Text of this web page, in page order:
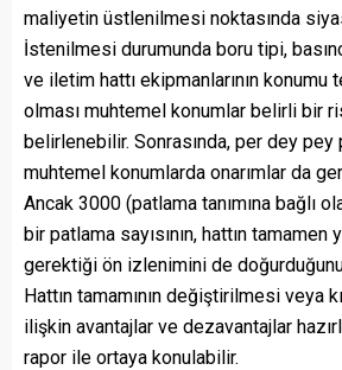
maliyetin üstlenilmesi noktasında
İstenilmesi durumunda boru tipi,
ve iletim hattı ekipmanlarının konumu
olması muhtemel konumlar belirli bir
belirlenebilir. Sonrasında, per dey pey
muhtemel konumlarda onarımlar da
Ancak 3000 (patlama tanımına bağlı
bir patlama sayısının, hattın tamamen
gerektiği ön izlenimini de
Hattın tamamının değiştirilmesi veya
ilişkin avantajlar ve dezavantajlar
rapor ile ortaya konulabilir.